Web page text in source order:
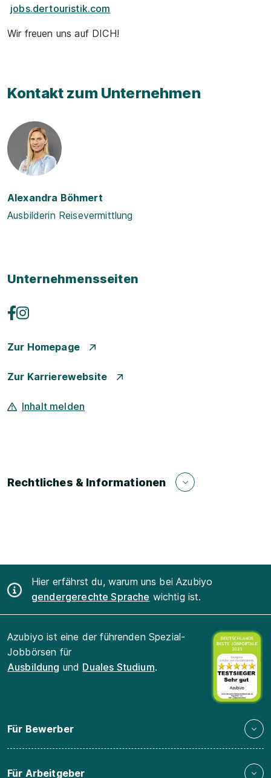
jobs.dertouristik.com
Wir freuen uns auf DICH!
Kontakt zum Unternehmen
Alexandra Böhmert
Ausbilderin Reisevermittlung
Unternehmensseiten
Zur Homepage
Zur Karrierewebsite
Inhalt melden
Rechtliches & Informationen
Hier erfährst du, warum uns bei Azubiyo
gendergerechte Sprache wichtig ist.
Azubiyo ist eine der führenden Spezial-
Jobbörsen für
Ausbildung und Duales Studium.
Für Bewerber
Für Arbeitgeber